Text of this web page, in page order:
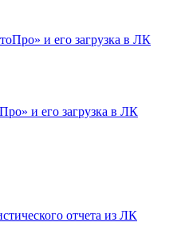
и его загрузка в ЛК